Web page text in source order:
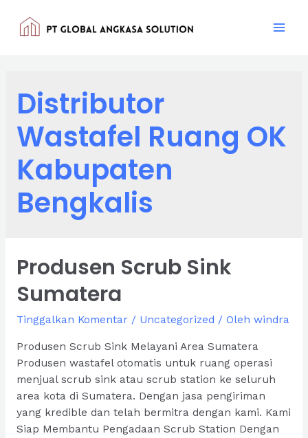
konten
Distributor
Wastafel Ruang OK
Kabupaten
Bengkalis
Produsen Scrub Sink
Sumatera
Tinggalkan Komentar / Uncategorized / Oleh windra
Produsen Scrub Sink Melayani Area Sumatera
Produsen wastafel otomatis untuk ruang operasi
menjual scrub sink atau scrub station ke seluruh
area kota di Sumatera. Dengan jasa pengiriman
yang kredible dan telah bermitra dengan kami. Kami
Siap Membantu Pengadaan Scrub Station Dengan